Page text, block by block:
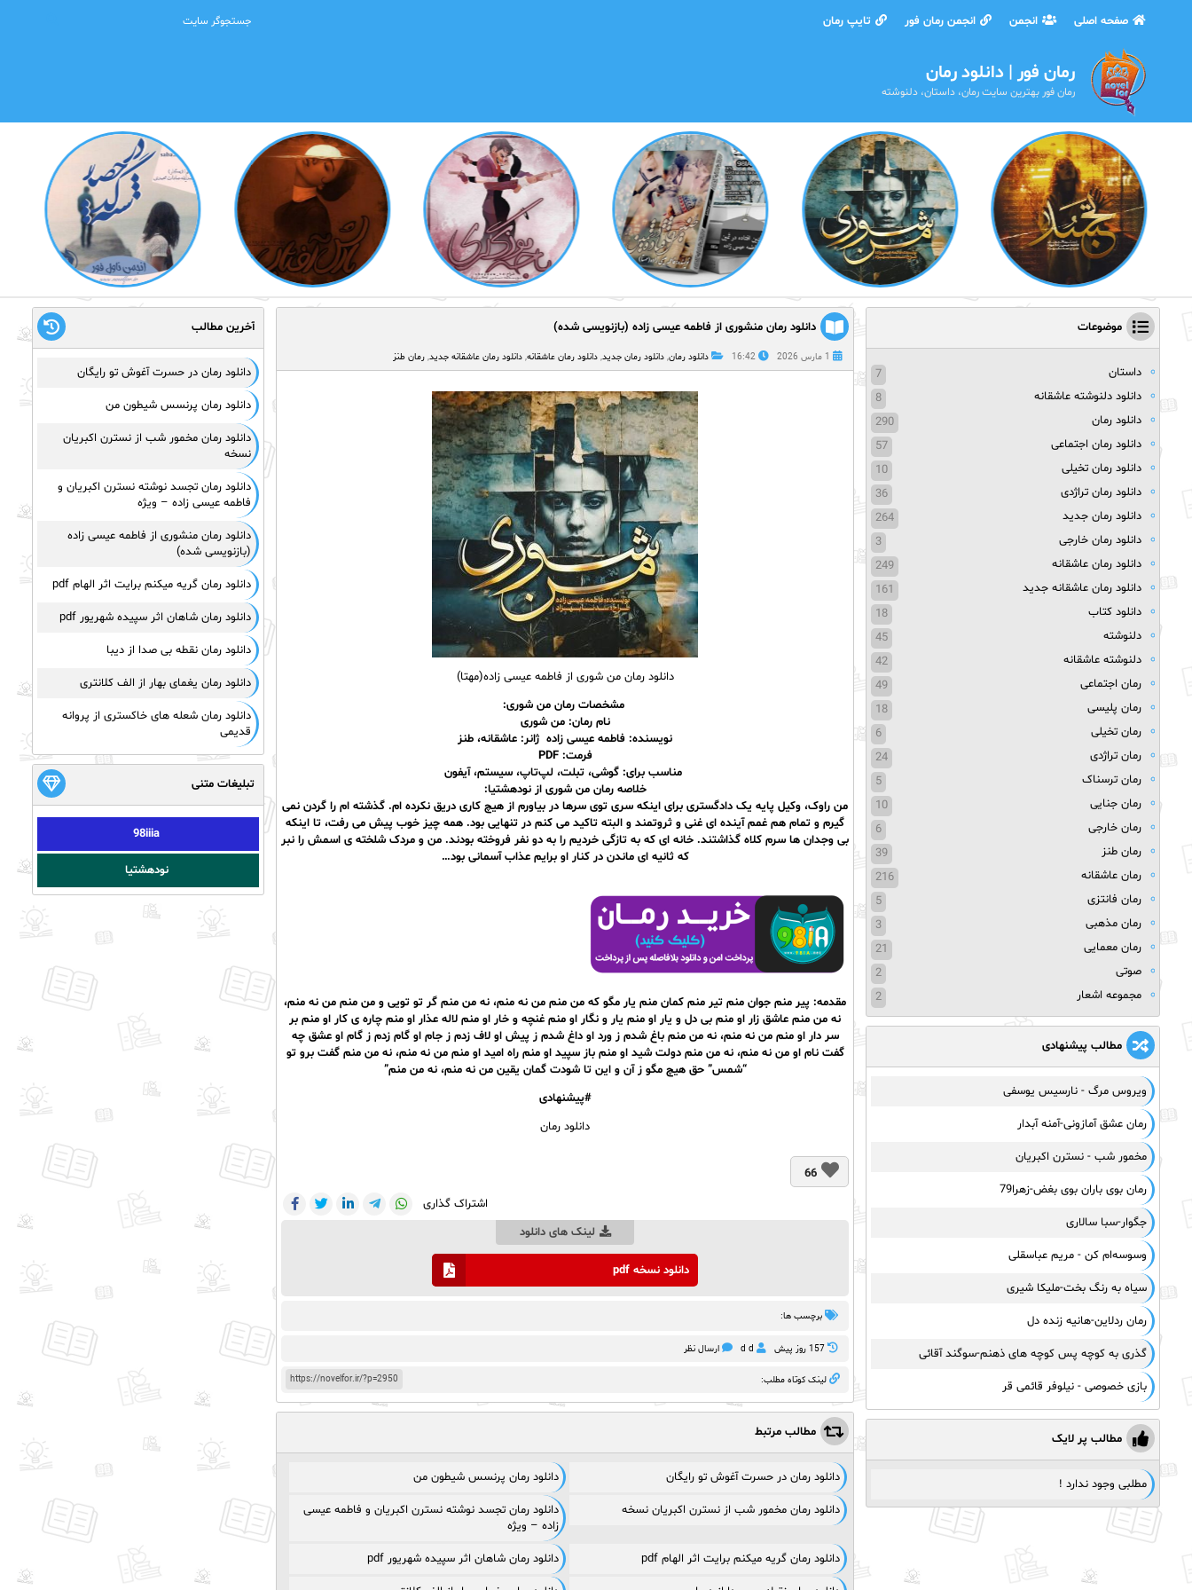
صفحه اصلی انجمن انجمن رمان فور تایپ رمان
رمان فور | دانلود رمان
رمان فور بهترین سایت رمان، داستان، دلنوشته
دانلود رمان منشوری از فاطمه عیسی زاده (بازنویسی شده)
1 مارس 2026 16:42 دانلود رمان, دانلود رمان جدید, دانلود رمان عاشقانه, دانلود رمان عاشقانه جدید, رمان طنز
دانلود رمان من شوری از فاطمه عیسی زاده(مهتا)
مشخصات رمان من شوری:
نام رمان: من شوری
نویسنده: فاطمه عیسی زاده ژانر: عاشقانه، طنز
فرمت: PDF
مناسب برای: گوشی، تبلت، لپ‌تاپ، سیستم، آیفون
خلاصه رمان من شوری از نودهشتیا:
من راوک، وکیل پایه یک دادگستری برای اینکه سری توی سرها در بیاورم از هیچ کاری دریق نکرده ام. گذشته ام را گردن نمی
گیرم و تمام هم غمم آینده ای غنی و ثروتمند و البته تاکید می کنم در تنهایی بود. همه چیز خوب پیش می رفت، تا اینکه
بی وجدان ها سرم کلاه گذاشتند. خانه ای که به تازگی خردیم را به دو نفر فروخته بودند. من و مردک شلخته ی اسمش را نبر
که ثانیه ای ماندن در کنار او برایم عذاب آسمانی بود…
مقدمه: پیر منم جوان منم تیر منم کمان منم یار مگو که من منم من نه منم، نه من منم گر تو تویی و من منم من نه منم،
نه من منم عاشق زار او منم بی دل و یار او منم یار و نگار او منم غنچه و خار او منم لاله عذار او منم چاره ی کار او منم بر
سر دار او منم من نه منم، نه من منم باغ شدم ز ورد او داغ شدم ز پیش او لاف زدم ز جام او گام زدم ز گام او عشق چه
گفت نام او من نه منم، نه من منم دولت شید او منم باز سپید او منم راه امید او منم من نه منم، نه من منم گفت برو تو
“شمس” حق هیچ مگو ز آن و این تا شودت گمان یقین من نه منم، نه من منم”
#پیشنهادی
دانلود رمان
66
اشتراک گذاری
لینک های دانلود
دانلود نسخه pdf
برچسب ها:
157 روز پيش d d ارسال نظر
https://novelfor.ir/?p=2950 لینک کوتاه مطلب:
مطالب مرتبط
دانلود رمان در حسرت آغوش تو رایگان دانلود رمان پرنسس شیطون من
دانلود رمان مخمور شب از نسترن اکبریان نسخه
دانلود رمان تجسد نوشته نسترن اکبریان و فاطمه عیسی
زاده – ویژه
دانلود رمان گریه میکنم برایت اثر الهام pdf دانلود رمان شاهان اثر سپیده شهریور pdf
موضوعات
داستان
7
دانلود دلنوشته عاشقانه
8
دانلود رمان
290
دانلود رمان اجتماعی
57
دانلود رمان تخیلی
10
دانلود رمان تراژدی
36
دانلود رمان جدید
264
دانلود رمان خارجی
3
دانلود رمان عاشقانه
249
دانلود رمان عاشقانه جدید
161
دانلود کتاب
18
دلنوشته
45
دلنوشته عاشقانه
42
رمان اجتماعی
49
رمان پلیسی
18
رمان تخیلی
6
رمان تراژدی
24
رمان ترسناک
5
رمان جنایی
10
رمان خارجی
6
رمان طنز
39
رمان عاشقانه
216
رمان فانتزی
5
رمان مذهبی
3
رمان معمایی
21
صوتی
2
مجموعه اشعار
2
مطالب پیشنهادی
ویروس مرگ - نارسیس یوسفی
رمان عشق آمازونی-آمنه آبدار
مخمور شب - نسترن اکبریان
رمان بوی باران بوی بغض-زهرا79
جگوار-سبا سالاری
وسوسه‌ام کن - مریم عباسقلی
سیاه به رنگ بخت-ملیکا شیری
رمان ردلاین-هانیه زنده دل
گذری به کوچه پس کوچه های ذهنم-سوگند آقائی
بازی خصوصی - نیلوفر قائمی قر
مطالب پر لایک
مطلبی وجود ندارد !
آخرین مطالب
دانلود رمان در حسرت آغوش تو رایگان
دانلود رمان پرنسس شیطون من
دانلود رمان مخمور شب از نسترن اکبریان
نسخه
دانلود رمان تجسد نوشته نسترن اکبریان و
فاطمه عیسی زاده – ویژه
دانلود رمان منشوری از فاطمه عیسی زاده
(بازنویسی شده)
دانلود رمان گریه میکنم برایت اثر الهام pdf
دانلود رمان شاهان اثر سپیده شهریور pdf
دانلود رمان نقطه بی صدا از دیبا
دانلود رمان یغمای بهار از الف کلانتری
دانلود رمان شعله های خاکستری از پروانه
قدیمی
تبلیغات متنی
98iiia
نودهشتیا